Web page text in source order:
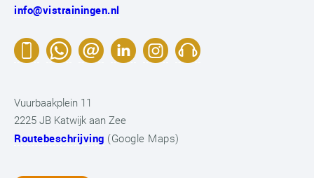
info@vistrainingen.nl
Vuurbaakplein 11
2225 JB Katwijk aan Zee
Routebeschrijving (Google Maps)